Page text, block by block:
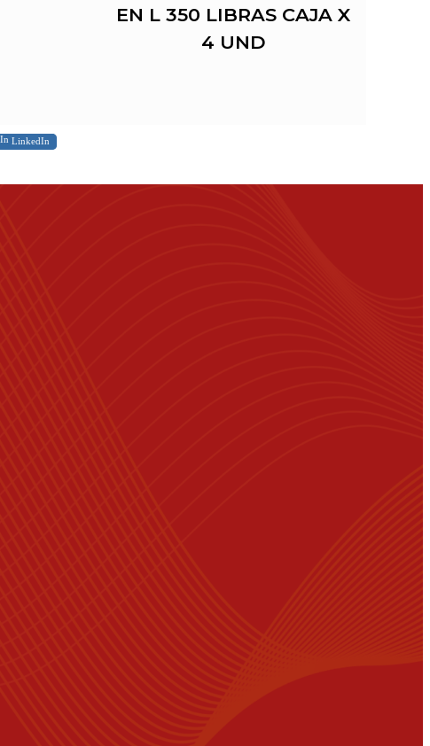
EN L 350 LIBRAS CAJA X
4 UND
LinkedIn